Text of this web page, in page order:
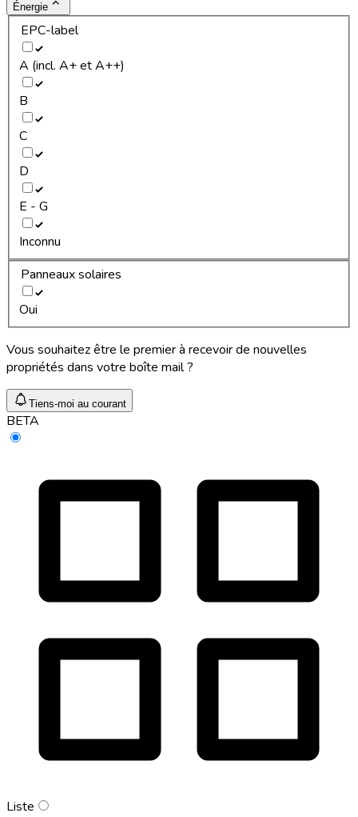
Énergie
EPC-label
A (incl. A+ et A++)
B
C
D
E - G
Inconnu
Panneaux solaires
Oui
Vous souhaitez être le premier à recevoir de nouvelles
propriétés dans votre boîte mail ?
Tiens-moi au courant
BETA
Liste